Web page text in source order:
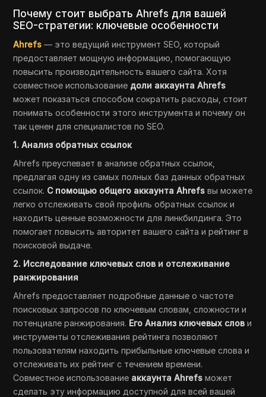
Почему стоит выбрать Ahrefs для вашей
SEO-стратегии: ключевые особенности
Ahrefs — это ведущий инструмент SEO, который
предоставляет мощную информацию, помогающую
повысить производительность вашего сайта. Хотя
совместное использование доли аккаунта Ahrefs
может показаться способом сократить расходы, стоит
понимать особенности этого инструмента и почему он
так ценен для специалистов по SEO.
1. Анализ обратных ссылок
Ahrefs преуспевает в анализе обратных ссылок,
предлагая одну из самых полных баз данных обратных
ссылок. С помощью общего аккаунта Ahrefs вы можете
легко отслеживать свой профиль обратных ссылок и
находить ценные возможности для линкбилдинга. Это
помогает повысить авторитет вашего сайта и рейтинг в
поисковой выдаче.
2. Исследование ключевых слов и отслеживание
ранжирования
Ahrefs предоставляет подробные данные о частоте
поисковых запросов по ключевым словам, сложности и
потенциале ранжирования. Его Анализ ключевых слов и
инструменты отслеживания рейтинга позволяют
пользователям находить прибыльные ключевые слова и
отслеживать их рейтинг с течением времени.
Совместное использование аккаунта Ahrefs может
сделать эту информацию доступной для всей вашей